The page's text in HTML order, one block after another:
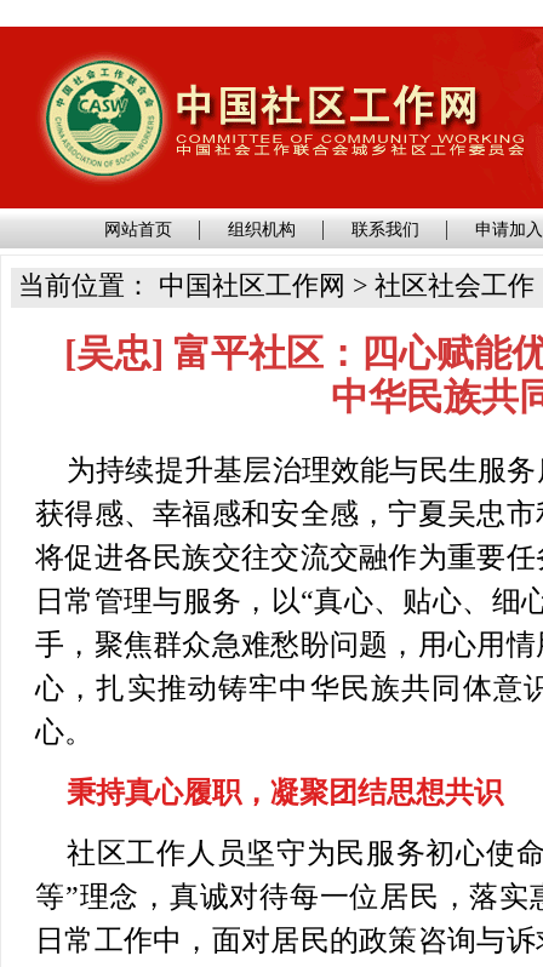
网站首页 组织机构 联系我们 申请加
当前位置： 中国社区工作网 > 社区社会工作
[吴忠] 富平社区：四心赋能
中华民族共
为持续提升基层治理效能与民生服
获得感、幸福感和安全感，宁夏吴忠
将促进各民族交往交流交融作为重要
日常管理与服务，以“真心、贴心、细
手，聚焦群众急难愁盼问题，用心用
心，扎实推动铸牢中华民族共同体意
心。
秉持真心履职，凝聚团结思想共识
社区工作人员坚守为民服务初心使
等”理念，真诚对待每一位居民，落
日常工作中，面对居民的政策咨询与